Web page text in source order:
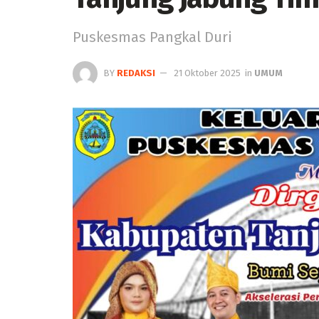
Puskesmas Pangkal Duri
BY REDAKSI 21 Oktober 2025 in UMUM